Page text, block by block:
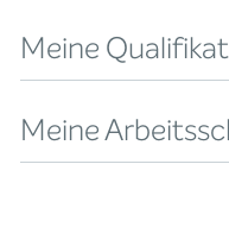
Meine
Meine